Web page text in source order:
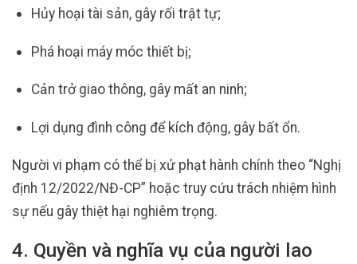
Hủy hoại tài sản, gây rối trật tự;
Phá hoại máy móc thiết bị;
Cản trở giao thông, gây mất an ninh;
Lợi dụng đình công để kích động, gây bất ổn.
Người vi phạm có thể bị xử phạt hành chính theo “Nghị
định 12/2022/NĐ-CP” hoặc truy cứu trách nhiệm hình
sự nếu gây thiệt hại nghiêm trọng.
4. Quyền và nghĩa vụ của người lao